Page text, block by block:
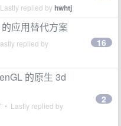
replied byhwhtj
应用替代方案
replied by 16
的原生 3d
• Lastly replied by
2